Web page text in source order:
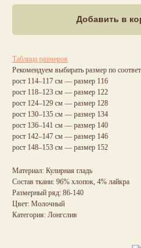
Добавить в
Таблица размеров
Рекомендуем выбирать размер по
рост 114–117 см — размер 116
рост 118–123 см — размер 122
рост 124–129 см — размер 128
рост 130–135 см — размер 134
рост 136–141 см — размер 140
рост 142–147 см — размер 146
рост 148–153 см — размер 152
Материал: Кулирная гладь
Состав ткани: 96% хлопок, 4% лайкра
Размерный ряд: 86-140
Цвет: Молочный
Категория: Лонгслив